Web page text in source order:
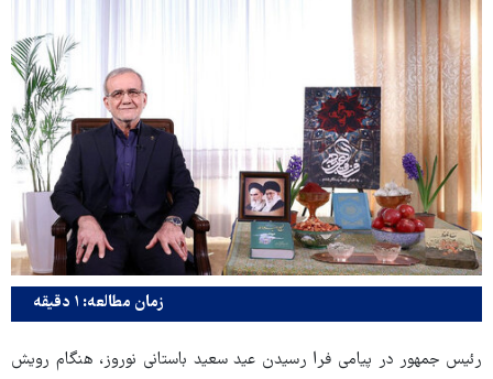
زمان مطالعه: ۱ دقیقه
رئیس جمهور در پیامی فرا رسیدن عید سعید باستانی نوروز، هنگام رویش